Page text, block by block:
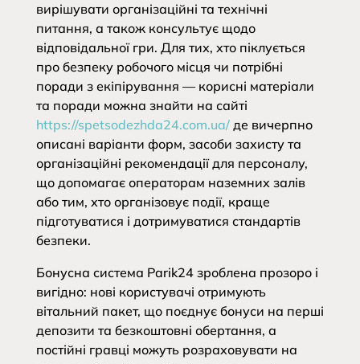
вирішувати організаційні та технічні
питання, а також консультує щодо
відповідальної гри. Для тих, хто піклується
про безпеку робочого місця чи потрібні
поради з екіпірування — корисні матеріали
та поради можна знайти на сайті
https://spetsodezhda24.com.ua/де вичерпно
описані варіанти форм, засоби захисту та
організаційні рекомендації для персоналу,
що допомагає операторам наземних залів
або тим, хто організовує події, краще
підготуватися і дотримуватися стандартів
безпеки.
Бонусна система Parik24 зроблена прозоро і
вигідно: нові користувачі отримують
вітальний пакет, що поєднує бонуси на перші
депозити та безкоштовні обертання, а
постійні гравці можуть розраховувати на